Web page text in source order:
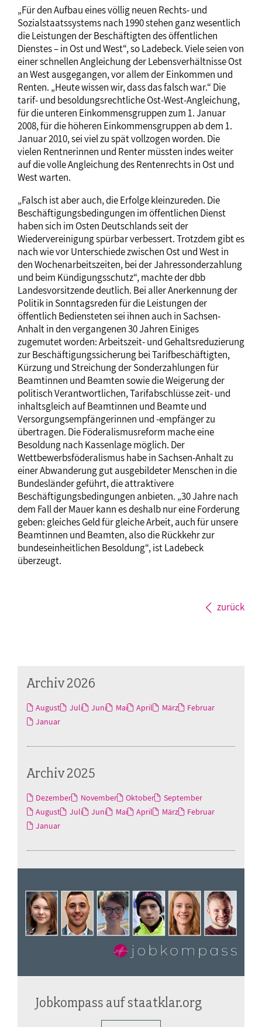
„Für den Aufbau eines völlig neuen Rechts- und
Sozialstaatssystems nach 1990 stehen ganz wesentlich
die Leistungen der Beschäftigten des öffentlichen
Dienstes – in Ost und West“, so Ladebeck. Viele seien von
einer schnellen Angleichung der Lebensverhältnisse Ost
an West ausgegangen, vor allem der Einkommen und
Renten. „Heute wissen wir, dass das falsch war.“ Die
tarif- und besoldungsrechtliche Ost-West-Angleichung,
für die unteren Einkommensgruppen zum 1. Januar
2008, für die höheren Einkommensgruppen ab dem 1.
Januar 2010, sei viel zu spät vollzogen worden. Die
vielen Rentnerinnen und Renter müssten indes weiter
auf die volle Angleichung des Rentenrechts in Ost und
West warten.
„Falsch ist aber auch, die Erfolge kleinzureden. Die
Beschäftigungsbedingungen im öffentlichen Dienst
haben sich im Osten Deutschlands seit der
Wiedervereinigung spürbar verbessert. Trotzdem gibt es
nach wie vor Unterschiede zwischen Ost und West in
den Wochenarbeitszeiten, bei der Jahressonderzahlung
und beim Kündigungsschutz“, machte der dbb
Landesvorsitzende deutlich. Bei aller Anerkennung der
Politik in Sonntagsreden für die Leistungen der
öffentlich Bediensteten sei ihnen auch in Sachsen-
Anhalt in den vergangenen 30 Jahren Einiges
zugemutet worden: Arbeitszeit- und Gehaltsreduzierung
zur Beschäftigungssicherung bei Tarifbeschäftigten,
Kürzung und Streichung der Sonderzahlungen für
Beamtinnen und Beamten sowie die Weigerung der
politisch Verantwortlichen, Tarifabschlüsse zeit- und
inhaltsgleich auf Beamtinnen und Beamte und
Versorgungsempfängerinnen und -empfänger zu
übertragen. Die Föderalismusreform mache eine
Besoldung nach Kassenlage möglich. Der
Wettbewerbsföderalismus habe in Sachsen-Anhalt zu
einer Abwanderung gut ausgebildeter Menschen in die
Bundesländer geführt, die attraktivere
Beschäftigungsbedingungen anbieten. „30 Jahre nach
dem Fall der Mauer kann es deshalb nur eine Forderung
geben: gleiches Geld für gleiche Arbeit, auch für unsere
Beamtinnen und Beamten, also die Rückkehr zur
bundeseinheitlichen Besoldung“, ist Ladebeck
überzeugt.
zurück
Archiv 2026
August Juli Juni Mai April März
Februar
Januar
Archiv 2025
Dezember November Oktober
September
August
Juli Juni Mai April März
Februar
Januar
Jobkompass auf staatklar.org